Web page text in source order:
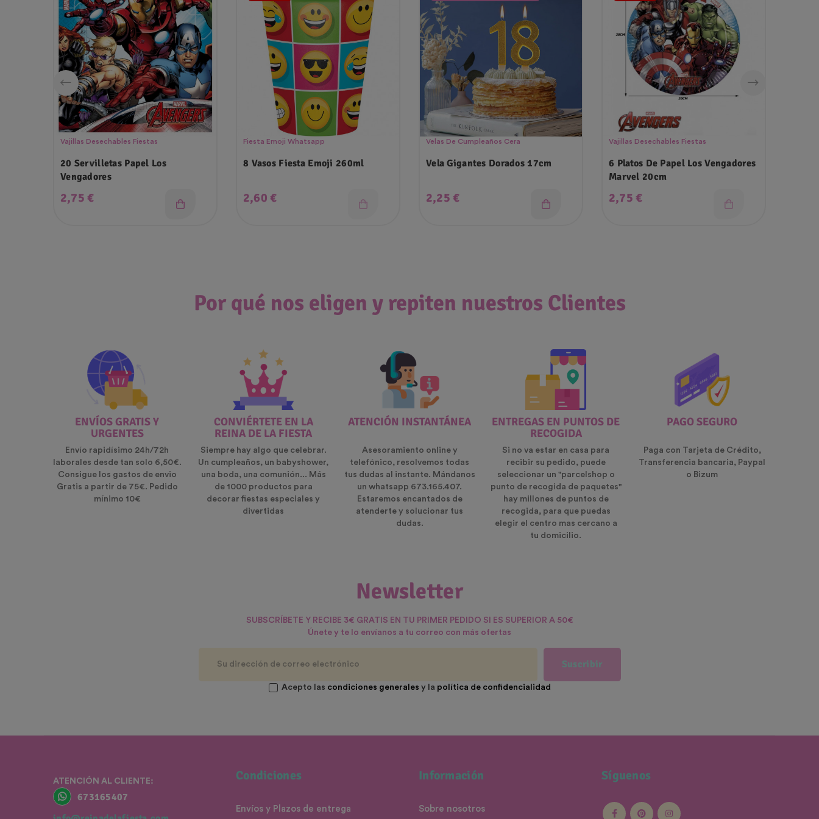
Vajillas Desechables Fiestas
20 Servilletas Papel Los
Vengadores
Precio
2,75 €
Fiesta Emoji Whatsapp
8 Vasos Fiesta Emoji 260ml
Precio
2,60 €
Velas De Cumpleaños Cera
Vela Gigantes Dorados 17cm
Precio
2,25 €
Vajillas Desechables Fiestas
6 Platos De Papel Los Vengadores
Marvel 20cm
Precio
2,75 €
Por qué nos eligen y repiten nuestros Clientes
ENVÍOS GRATIS Y
URGENTES
Envío rapidísimo 24h/72h
laborales desde tan solo 6,50€.
Consigue los gastos de envio
Gratis a partir de 75€. Pedido
mínimo 10€
CONVIÉRTETE EN LA
REINA DE LA FIESTA
Siempre hay algo que celebrar.
Un cumpleaños, un babyshower,
una boda, una comunión... Más
de 1000 productos para
decorar fiestas especiales y
divertidas
ATENCIÓN INSTANTÁNEA
Asesoramiento online y
telefónico, resolvemos todas
tus dudas al instante. Mándanos
un whatsapp 673.165.407.
Estaremos encantados de
atenderte y solucionar tus
dudas.
ENTREGAS EN PUNTOS DE
RECOGIDA
Si no va estar en casa para
recibir su pedido, puede
seleccionar un "parcelshop o
punto de recogida de paquetes"
hay millones de puntos de
recogida, para que puedas
elegir el centro mas cercano a
tu domicilio.
PAGO SEGURO
Paga con Tarjeta de Crédito,
Transferencia bancaria, Paypal
o Bizum
Newsletter
SUBSCRÍBETE Y RECIBE 3€ GRATIS EN TU PRIMER PEDIDO SI ES SUPERIOR A 50€
Únete y te lo envíanos a tu correo con más ofertas
Suscribir
Acepto las condiciones generales y la política de confidencialidad
ATENCIÓN AL CLIENTE:
673165407
Condiciones
Envíos y Plazos de entrega
Información
Sobre nosotros
Síguenos